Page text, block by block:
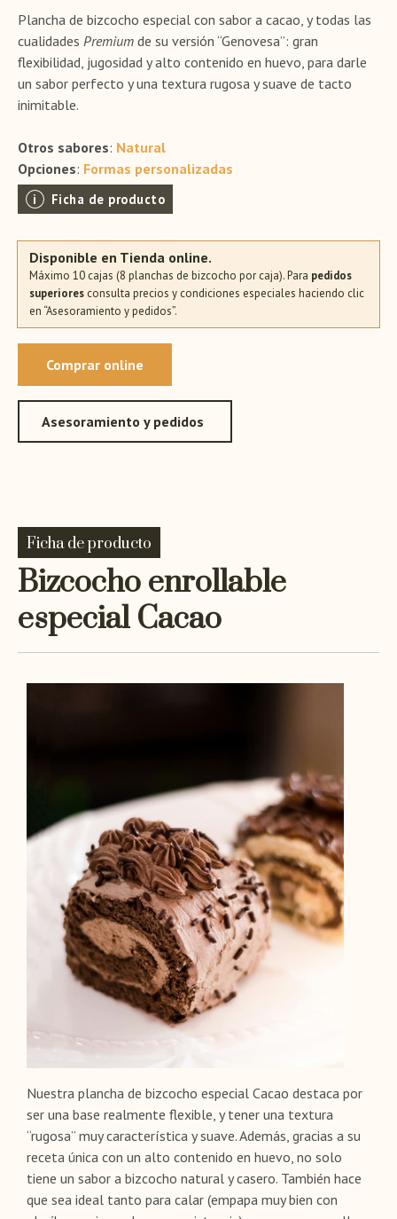
Plancha de bizcocho especial con sabor a cacao, y todas las
cualidades Premium de su versión “Genovesa”: gran
flexibilidad, jugosidad y alto contenido en huevo, para darle
un sabor perfecto y una textura rugosa y suave de tacto
inimitable.
Otros sabores: Natural
Opciones: Formas personalizadas
Ficha de producto
Disponible en Tienda online.
Máximo 10 cajas (8 planchas de bizcocho por caja). Para pedidos
superiores consulta precios y condiciones especiales haciendo clic
en “Asesoramiento y pedidos”.
Comprar online
Asesoramiento y pedidos
Ficha de producto
Bizcocho enrollable
especial Cacao
Nuestra plancha de bizcocho especial Cacao destaca por
ser una base realmente flexible, y tener una textura
“rugosa” muy característica y suave. Además, gracias a su
receta única con un alto contenido en huevo, no solo
tiene un sabor a bizcocho natural y casero. También hace
que sea ideal tanto para calar (empapa muy bien con